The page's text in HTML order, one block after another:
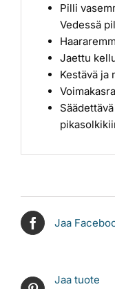
Pilli
Vedessä
Jaettu
Kestävä ja
Jaa
Jaa tuote